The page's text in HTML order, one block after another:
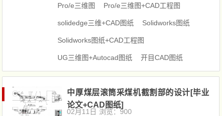
Pro/e三维图 Pro/e三维图+CAD工程图
solidedge三维+CAD图纸 Solidworks图纸
Solidworks图纸+CAD工程图
UG三维图+Autocad图纸 开目CAD图纸
中厚煤层滚筒采煤机截割部的设计[毕业
论文+CAD图纸]
02月11日 浏览：900